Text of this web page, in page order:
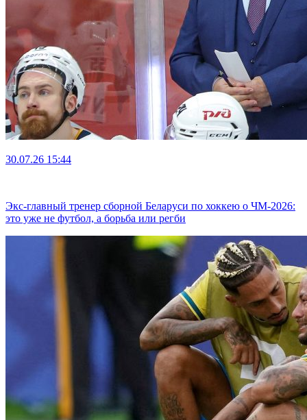
30.07.26 15:44
Экс-главный тренер сборной Беларуси по хоккею о ЧМ-2026:
это уже не футбол, а борьба или регби